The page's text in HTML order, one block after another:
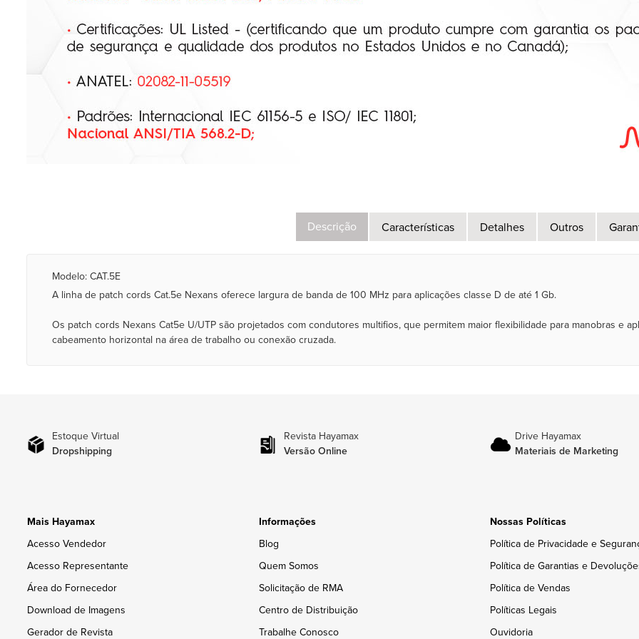
Descrição Características Detalhes Outros
Modelo: CAT.5E
A linha de patch cords Cat.5e Nexans oferece largura de banda de 100 MHz para aplicações classe D de até 1 Gb.
Os patch cords Nexans Cat5e U/UTP são projetados com condutores multifios, que permitem maior flexibilidade para manobras e
cabeamento horizontal na área de trabalho ou conexão cruzada.
Estoque Virtual
Dropshipping
Revista Hayamax
Versão Online
Drive Hayamax
Materiais de Marketing
Mais Hayamax
Acesso Vendedor
Acesso Representante
Área do Fornecedor
Download de Imagens
Gerador de Revista
Informações
Blog
Quem Somos
Solicitação de RMA
Centro de Distribuição
Trabalhe Conosco
Nossas Políticas
Política de Privacidade e
Política de Garantias e
Política de Vendas
Políticas Legais
Ouvidoria